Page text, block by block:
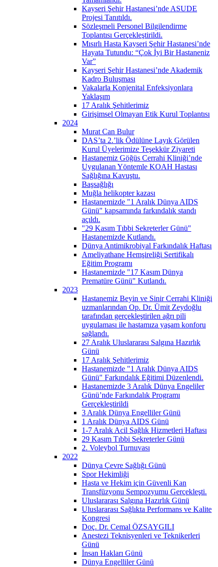
Kayseri Şehir Hastanesi’nde ASUDE
Projesi Tanıtıldı.
Sözleşmeli Personel Bilgilendirme
Toplantısı Gerçekleştirildi.
Mısırlı Hasta Kayseri Şehir Hastanesi’nde
Hayata Tutundu: “Çok İyi Bir Hastaneniz
Var”
Kayseri Şehir Hastanesi’nde Akademik
Kadro Buluşması
Vakalarla Konjenital Enfeksiyonlara
Yaklaşım
17 Aralık Şehitlerimiz
Girişimsel Olmayan Etik Kurul Toplantısı
2024
Murat Can Bulur
DAS’ta 2.’lik Ödülüne Layık Görülen
Kurul Üyelerimize Teşekkür Ziyareti
Hastanemiz Göğüs Cerrahi Kliniği’nde
Uygulanan Yöntemle KOAH Hastası
Sağlığına Kavuştu.
Başsağlığı
Muğla helikopter kazası
Hastanemizde "1 Aralık Dünya AIDS
Günü" kapsamında farkındalık standı
açıldı.
"29 Kasım Tıbbi Sekreterler Günü"
Hastanemizde Kutlandı.
Dünya Antimikrobiyal Farkındalık Haftası
Ameliyathane Hemşireliği Sertifikalı
Eğitim Programı
Hastanemizde "17 Kasım Dünya
Prematüre Günü" Kutlandı.
2023
Hastanemiz Beyin ve Sinir Cerrahi Kliniği
uzmanlarından Op. Dr. Ümit Zeydoğlu
tarafından gerçekleştirilen ağrı pili
uygulaması ile hastamıza yaşam konforu
sağlandı.
27 Aralık Uluslararası Salgına Hazırlık
Günü
17 Aralık Şehitlerimiz
Hastanemizde "1 Aralık Dünya AIDS
Günü" Farkındalık Eğitimi Düzenlendi.
Hastanemizde 3 Aralık Dünya Engeliler
Günü’nde Farkındalık Programı
Gerçekleştirildi
3 Aralık Dünya Engelliler Günü
1 Aralık Dünya AIDS Günü
1-7 Aralık Acil Sağlık Hizmetleri Haftası
29 Kasım Tıbbi Sekreterler Günü
2. Voleybol Turnuvası
2022
Dünya Çevre Sağlığı Günü
Spor Hekimliği
Hasta ve Hekim için Güvenli Kan
Transfüzyonu Sempozyumu Gerçekleşti.
Uluslararası Salgına Hazırlık Günü
Uluslararası Sağlıkta Performans ve Kalite
Kongresi
Doç. Dr. Cemal ÖZSAYGILI
Anestezi Teknisyenleri ve Teknikerleri
Günü
İnsan Hakları Günü
Dünya Engelliler Günü